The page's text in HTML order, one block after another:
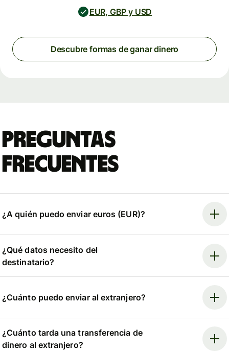
EUR, GBP y USD
Descubre formas de ganar dinero
Preguntas
frecuentes
¿A quién puedo enviar euros (EUR)?
¿Qué datos necesito del
destinatario?
¿Cuánto puedo enviar al extranjero?
¿Cuánto tarda una transferencia de
dinero al extranjero?